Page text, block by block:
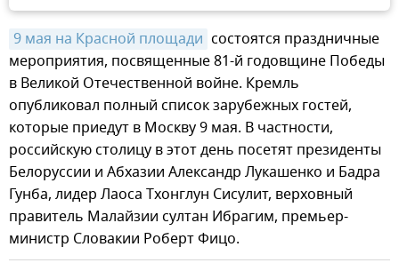
9 мая на Красной площади состоятся праздничные
мероприятия, посвященные 81-й годовщине Победы
в Великой Отечественной войне. Кремль
опубликовал полный список зарубежных гостей,
которые приедут в Москву 9 мая. В частности,
российскую столицу в этот день посетят президенты
Белоруссии и Абхазии Александр Лукашенко и Бадра
Гунба, лидер Лаоса Тхонглун Сисулит, верховный
правитель Малайзии султан Ибрагим, премьер-
министр Словакии Роберт Фицо.